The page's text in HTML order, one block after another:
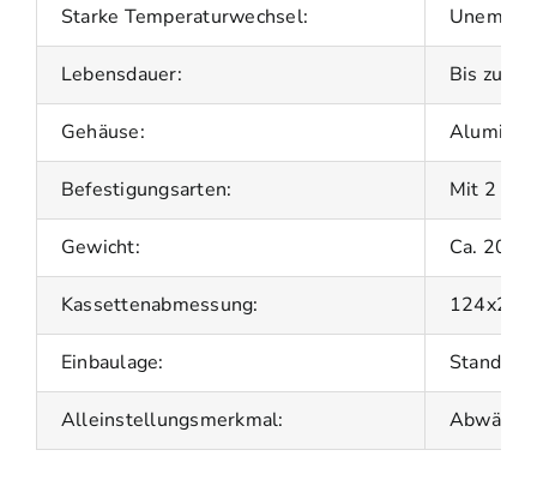
Starke Temperaturwechsel:
Lebensdauer: Bis zu
Gehäuse:
Befestigungsarten: Mit 2
Gewicht: Ca. 200 g
Kassettenabmessung:
Einbaulage:
Alleinstellungsmerkmal: